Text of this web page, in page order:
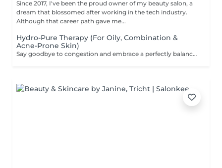
Since 2017, I've been the proud owner of my beauty salon, a
dream that blossomed after working in the tech industry.
Although that career path gave me...
Hydro-Pure Therapy (For Oily, Combination &
Acne-Prone Skin)
Say goodbye to congestion and embrace a perfectly balanced, matte, and refined complexion. Designed specifically for oily, combination, and acne-prone skin, this advanced clarifying treatment uses deep hydrogen fusion to sweep away impurities and environmental buildup from the pores. Infused with professional-grade salicylic acid (BHA) and targeted botanical concentrates, it actively regulates sebum production, calms redness, and prevents future breakouts. A deeply purifying yet remarkably soothing treatment that leaves your skin feeling incredibly fresh, clear, and thoroughly detoxified.